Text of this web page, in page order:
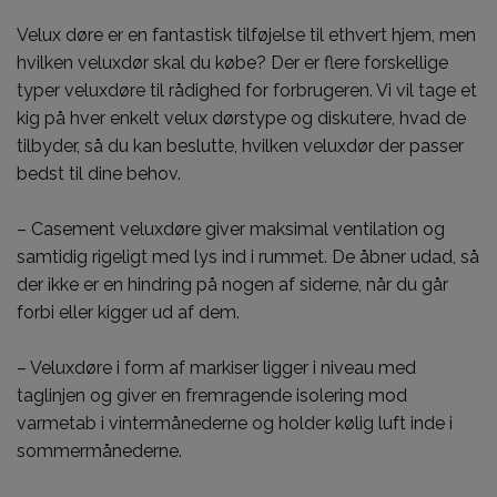
Velux døre er en fantastisk tilføjelse til ethvert hjem, men
hvilken veluxdør skal du købe? Der er flere forskellige
typer veluxdøre til rådighed for forbrugeren. Vi vil tage et
kig på hver enkelt velux dørstype og diskutere, hvad de
tilbyder, så du kan beslutte, hvilken veluxdør der passer
bedst til dine behov.
– Casement veluxdøre giver maksimal ventilation og
samtidig rigeligt med lys ind i rummet. De åbner udad, så
der ikke er en hindring på nogen af siderne, når du går
forbi eller kigger ud af dem.
– Veluxdøre i form af markiser ligger i niveau med
taglinjen og giver en fremragende isolering mod
varmetab i vintermånederne og holder kølig luft inde i
sommermånederne.